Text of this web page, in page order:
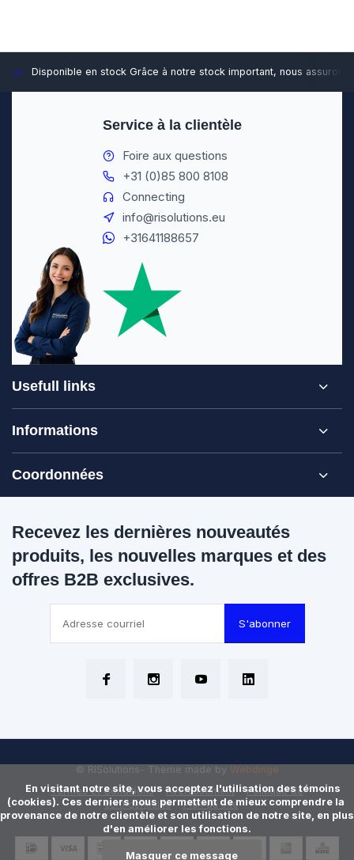
Disponible en stock Grâce à notre stock important, nous
Service à la clientèle
Foire aux questions
+31 (0)85 800 8108
Connecting
info@risolutions.eu
+31641188657
Usefull links
Informations
Coordonnées
Recevez les dernières nouveautés
produits, les nouvelles marques et des
offres B2B exclusives.
S'abonner
Termes et Conditions Avertissement
Politique de
confidentialité
Plan du site
© RISolutions- Theme made by Webdinge
(cookies). Ces derniers nous permettent de mieux comprendre la
provenance de notre clientèle et son utilisation de notre site, en plus
d'en améliorer les fonctions.
Masquer ce message